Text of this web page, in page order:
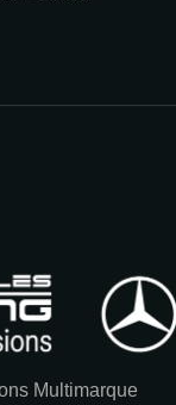
Multimarque